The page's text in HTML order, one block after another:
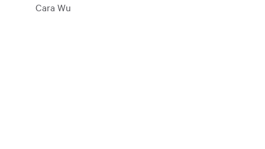
Cara Wu